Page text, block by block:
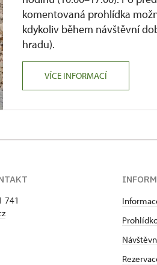
komentovaná prohlídka
kdykoliv během návštěvní
hradu).
VÍCE INFORMACÍ
741